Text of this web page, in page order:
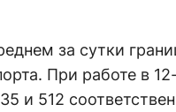
за сутки
При работе в
и 512